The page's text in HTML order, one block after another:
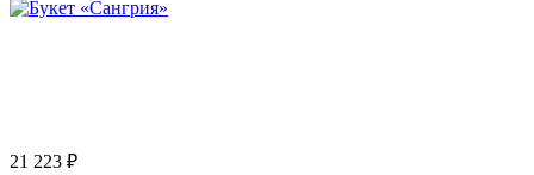
21 223 ₽